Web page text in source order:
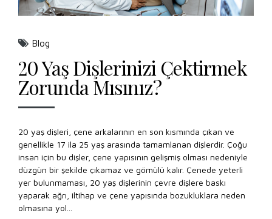
Blog
20 Yaş Dişlerinizi Çektirmek
Zorunda Mısınız?
20 yaş dişleri, çene arkalarının en son kısmında çıkan ve
genellikle 17 ila 25 yaş arasında tamamlanan dişlerdir. Çoğu
insan için bu dişler, çene yapısının gelişmiş olması nedeniyle
düzgün bir şekilde çıkamaz ve gömülü kalır. Çenede yeterli
yer bulunmaması, 20 yaş dişlerinin çevre dişlere baskı
yaparak ağrı, iltihap ve çene yapısında bozukluklara neden
olmasına yol...